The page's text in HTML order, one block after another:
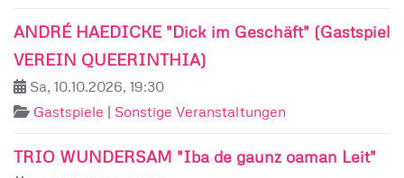
ANDRÉ HAEDICKE "Dick im Geschäft" (Gastspiel
VEREIN QUEERINTHIA)
Sa, 10.10.2026, 19:30
Gastspiele | Sonstige Veranstaltungen
TRIO WUNDERSAM "Iba de gaunz oaman Leit"